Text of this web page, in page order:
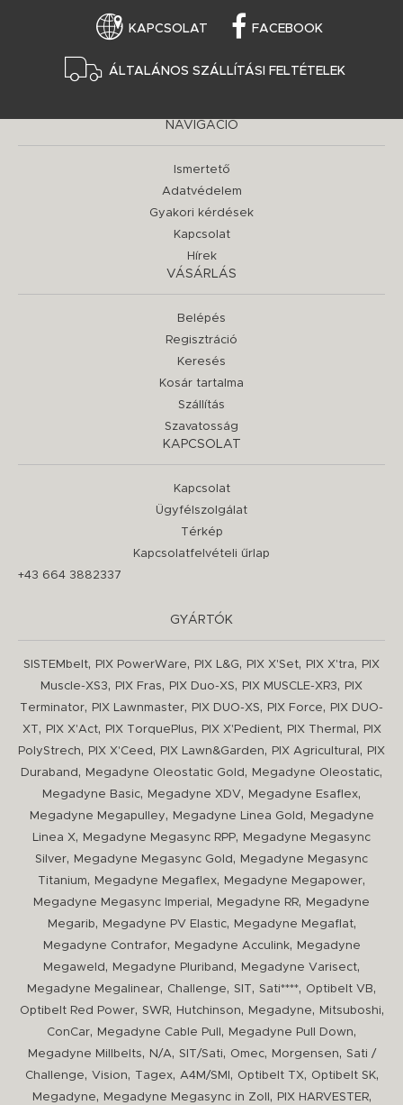
KAPCSOLAT FACEBOOK
ÁLTALÁNOS SZÁLLÍTÁSI FELTÉTELEK
NAVIGÁCIÓ
Ismertető
Adatvédelem
Gyakori kérdések
Kapcsolat
Hírek
VÁSÁRLÁS
Belépés
Regisztráció
Keresés
Kosár tartalma
Szállítás
Szavatosság
KAPCSOLAT
Kapcsolat
Ügyfélszolgálat
Térkép
Kapcsolatfelvételi űrlap
+43 664 3882337
GYÁRTÓK
SISTEMbelt, PIX PowerWare, PIX L&G, PIX X'Set, PIX X'tra,
PIX
Muscle-XS3, PIX Fras, PIX Duo-XS, PIX MUSCLE-XR3,
PIX
Terminator, PIX Lawnmaster, PIX DUO-XS, PIX Force,
PIX DUO-
XT, PIX X'Act, PIX TorquePlus, PIX X'Pedient, PIX Thermal ,
PIX
PolyStrech, PIX X'Ceed , PIX Lawn&Garden, PIX Agricultural ,
PIX
Duraband , Megadyne Oleostatic Gold , Megadyne Oleostatic,
Megadyne Basic, Megadyne XDV, Megadyne Esaflex,
Megadyne Megapulley, Megadyne Linea Gold ,
Megadyne
Linea X, Megadyne Megasync RPP,
Megadyne Megasync
Silver, Megadyne Megasync Gold ,
Megadyne Megasync
Titanium, Megadyne Megaflex, Megadyne Megapower,
Megadyne Megasync Imperial , Megadyne RR,
Megadyne
Megarib, Megadyne PV Elastic, Megadyne Megaflat,
Megadyne Contrafor, Megadyne Acculink,
Megadyne
Megaweld , Megadyne Pluriband , Megadyne Varisect,
Megadyne Megalinear, Challenge, SIT, Sati****, Optibelt VB,
Optibelt Red Power, SWR, Hutchinson, Megadyne, Mitsuboshi,
ConCar, Megadyne Cable Pull , Megadyne Pull Down,
Megadyne Millbelts, N/A, SIT/Sati, Omec, Morgensen, Sati /
Challenge, Vision, Tagex, A4M/SMI , Optibelt TX, Optibelt SK,
Megadyne, Megadyne Megasync in Zoll , PIX HARVESTER,